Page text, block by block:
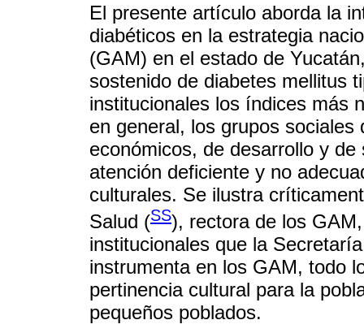
El presente artículo aborda la
diabéticos en la estrategia
(GAM) en el estado de
sostenido de diabetes mellitus
institucionales los índices más
en general, los grupos
económicos, de desarrollo y
atención deficiente y no
culturales. Se ilustra
Salud (SS), rectora de los
institucionales que la
instrumenta en los GAM, todo
pertinencia cultural para la
pequeños poblados.